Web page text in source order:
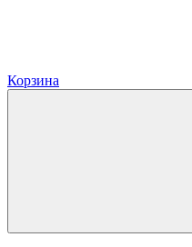
Корзина